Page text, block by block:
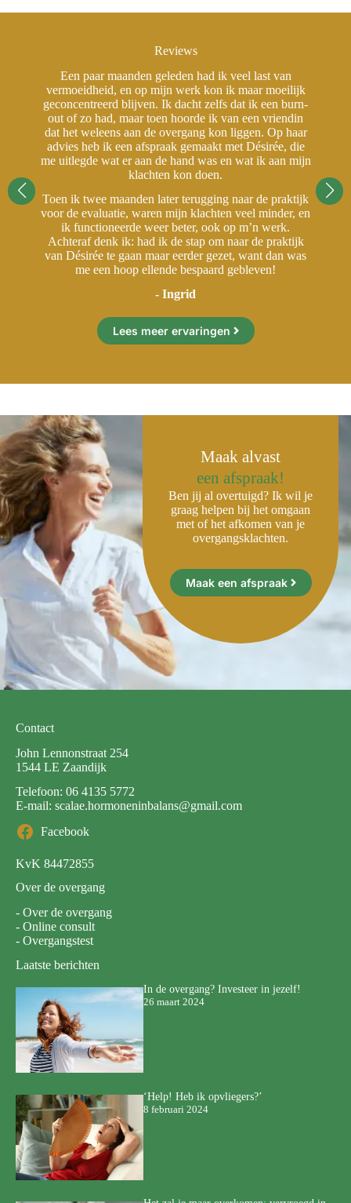
Reviews
Een paar maanden geleden had ik veel last van
vermoeidheid, en op mijn werk kon ik maar moeilijk
geconcentreerd blijven. Ik dacht zelfs dat ik een burn-
out of zo had, maar toen hoorde ik van een vriendin
dat het weleens aan de overgang kon liggen. Op haar
advies heb ik een afspraak gemaakt met Désirée, die
me uitlegde wat er aan de hand was en wat ik aan mijn
klachten kon doen.
Toen ik twee maanden later terugging naar de praktijk
voor de evaluatie, waren mijn klachten veel minder, en
ik functioneerde weer beter, ook op m’n werk.
Achteraf denk ik: had ik de stap om naar de praktijk
van Désirée te gaan maar eerder gezet, want dan was
me een hoop ellende bespaard gebleven!
- Ingrid
Lees meer ervaringen
Maak alvast
een afspraak!
Ben jij al overtuigd? Ik wil je
graag helpen bij het omgaan
met of het afkomen van je
overgangsklachten.
Maak een afspraak
Contact
John Lennonstraat 254
1544 LE Zaandijk
Telefoon: 06 4135 5772
E-mail: scalae.hormoneninbalans@gmail.com
Facebook
KvK 84472855
Over de overgang
- Over de overgang
- Online consult
- Overgangstest
Laatste berichten
In de overgang? Investeer in jezelf!
26 maart 2024
‘Help! Heb ik opvliegers?’
8 februari 2024